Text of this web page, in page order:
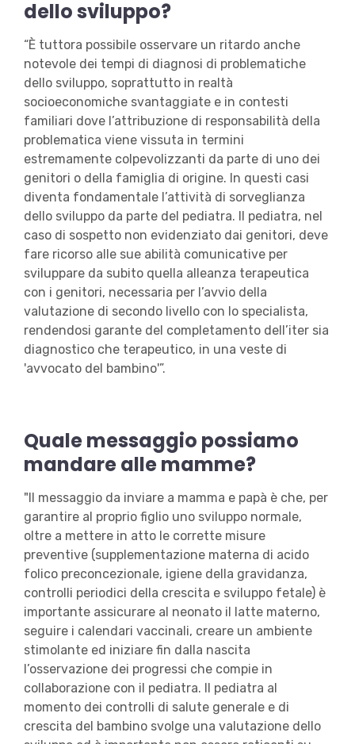
dello sviluppo?
“È tuttora possibile osservare un ritardo anche
notevole dei tempi di diagnosi di problematiche
dello sviluppo, soprattutto in realtà
socioeconomiche svantaggiate e in contesti
familiari dove l’attribuzione di responsabilità della
problematica viene vissuta in termini
estremamente colpevolizzanti da parte di uno dei
genitori o della famiglia di origine. In questi casi
diventa fondamentale l’attività di sorveglianza
dello sviluppo da parte del pediatra. Il pediatra, nel
caso di sospetto non evidenziato dai genitori, deve
fare ricorso alle sue abilità comunicative per
sviluppare da subito quella alleanza terapeutica
con i genitori, necessaria per l’avvio della
valutazione di secondo livello con lo specialista,
rendendosi garante del completamento dell’iter sia
diagnostico che terapeutico, in una veste di
'avvocato del bambino'”.
Quale messaggio possiamo
mandare alle mamme?
"Il messaggio da inviare a mamma e papà è che, per
garantire al proprio figlio uno sviluppo normale,
oltre a mettere in atto le corrette misure
preventive (supplementazione materna di acido
folico preconcezionale, igiene della gravidanza,
controlli periodici della crescita e sviluppo fetale) è
importante assicurare al neonato il latte materno,
seguire i calendari vaccinali, creare un ambiente
stimolante ed iniziare fin dalla nascita
l’osservazione dei progressi che compie in
collaborazione con il pediatra. Il pediatra al
momento dei controlli di salute generale e di
crescita del bambino svolge una valutazione dello